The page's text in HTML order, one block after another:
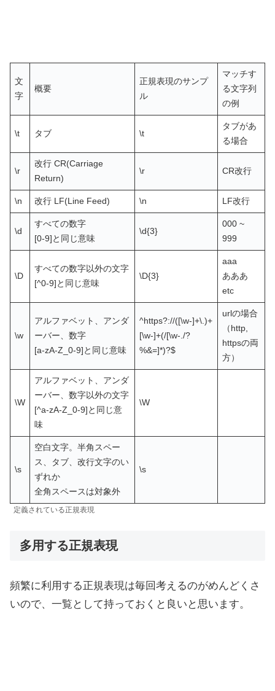
文
字
概要
正規表現のサンプ
ル
マッチす
る文字列
の例
\t タブ \t
タブがあ
る場合
\r
改行 CR(Carriage
Return)
\r CR改行
\n 改行 LF(Line Feed) \n LF改行
\d
すべての数字
[0-9]と同じ意味
\d{3}
000 ~
999
\D
すべての数字以外の文字
[^0-9]と同じ意味
\D{3}
aaa
あああ
etc
\w
アルファベット、アンダ
ーバー、数字
[a-zA-Z_0-9]と同じ意味
^https?://([\w-]+\.)+
[\w-]+(/[\w-./?
%&=]*)?$
urlの場合
（http,
httpsの両
方）
\W
アルファベット、アンダ
ーバー、数字以外の文字
[^a-zA-Z_0-9]と同じ意
味
\W
\s
空白文字。半角スペー
ス、タブ、改行文字のい
ずれか
全角スペースは対象外
\s
定義されている正規表現
多用する正規表現
頻繁に利用する正規表現は毎回考えるのがめんどくさ
いので、一覧として持っておくと良いと思います。